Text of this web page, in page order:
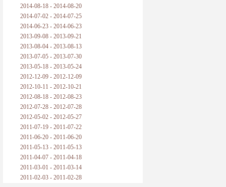
2014-08-18 - 2014-08-20
2014-07-02 - 2014-07-25
2014-06-23 - 2014-06-23
2013-09-08 - 2013-09-21
2013-08-04 - 2013-08-13
2013-07-05 - 2013-07-30
2013-05-18 - 2013-05-24
2012-12-09 - 2012-12-09
2012-10-11 - 2012-10-21
2012-08-18 - 2012-08-23
2012-07-28 - 2012-07-28
2012-05-02 - 2012-05-27
2011-07-19 - 2011-07-22
2011-06-20 - 2011-06-20
2011-05-13 - 2011-05-13
2011-04-07 - 2011-04-18
2011-03-01 - 2011-03-14
2011-02-03 - 2011-02-28